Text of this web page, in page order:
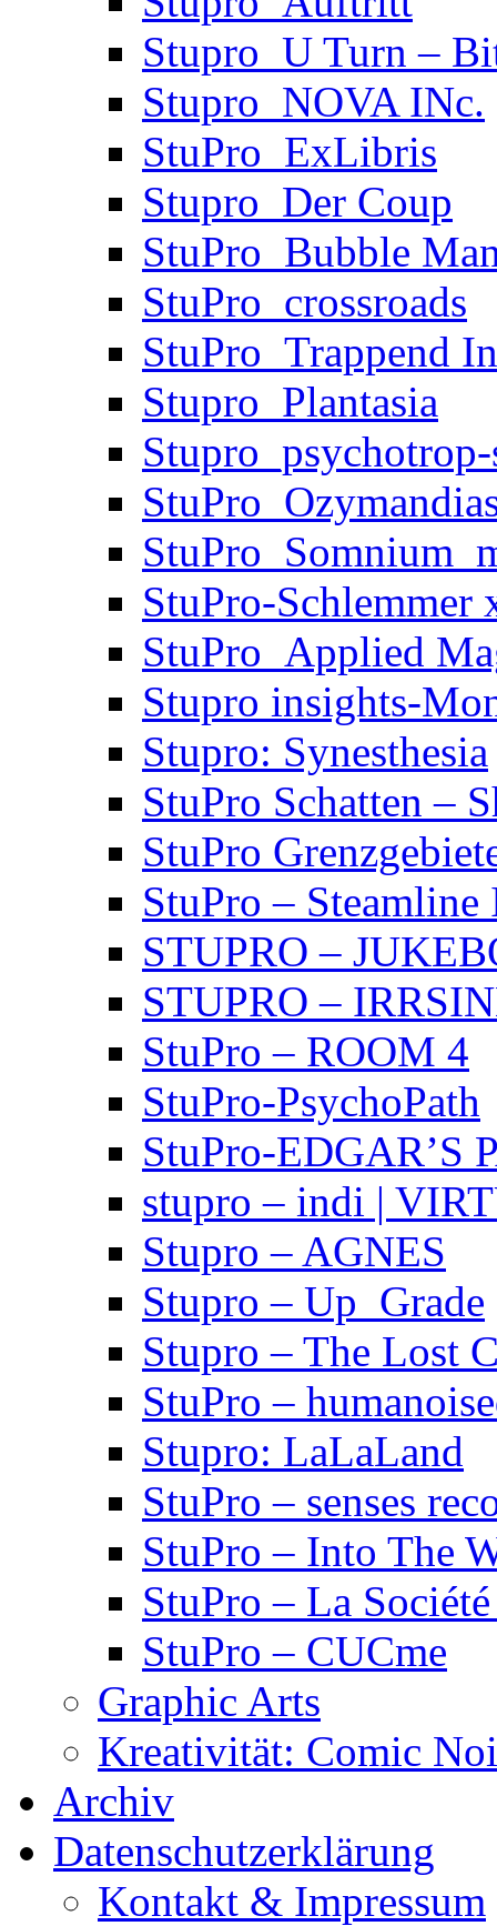
Stupro_U Turn –
Stupro_NOVA INc.
StuPro_ExLibris
Stupro_Der Coup
StuPro_Bubble
StuPro_crossroads
StuPro_Trappend
Stupro_Plantasia
StuPro-Schlemmer
StuPro_Applied
Stupro insights-
Stupro: Synesthesia
StuPro Schatten –
StuPro
StuPro – Steamline
STUPRO –
STUPRO –
StuPro – ROOM 4
StuPro-PsychoPath
StuPro-EDGAR’S
stupro – indi |
Stupro – AGNES
Stupro – Up_Grade
Stupro – The Lost
StuPro –
Stupro: LaLaLand
StuPro – senses
StuPro – Into The
StuPro – La
StuPro – CUCme
Graphic Arts
Kreativität: Comic
Archiv
Datenschutzerklärung
Kontakt & Impressum